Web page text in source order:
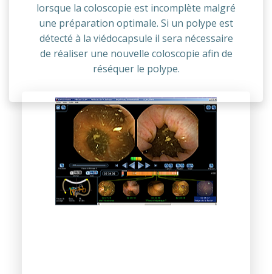
lorsque la coloscopie est incomplète malgré
une préparation optimale. Si un polype est
détecté à la viédocapsule il sera nécessaire
de réaliser une nouvelle coloscopie afin de
réséquer le polype.